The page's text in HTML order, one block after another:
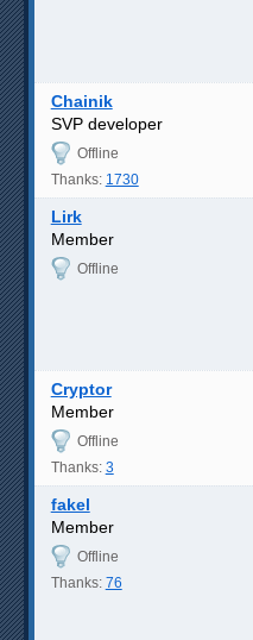
Chainik
SVP developer
Offline
Thanks: 1730
Lirk
Member
Offline
Cryptor
Member
Offline
Thanks: 3
fakel
Member
Offline
Thanks: 76